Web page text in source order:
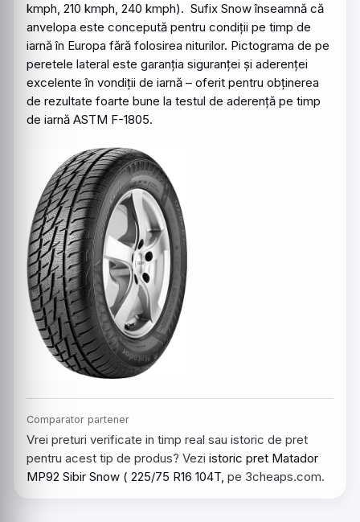
kmph, 210 kmph, 240 kmph). Sufix Snowînseamnă că
anvelopa este concepută pentru condiții pe timp de
iarnă în Europa fără folosirea niturilor. Pictograma de pe
peretele lateral este garanția siguranței și aderenței
excelente în vondiții de iarnă – oferit pentru obținerea
de rezultate foarte bune la testul de aderență pe timp
de iarnă ASTM F-1805.
Comparator partener
Vrei preturi verificate in timp real sau istoric de pret
pentru acest tip de produs? Vezi istoric pret Matador
MP92 Sibir Snow ( 225/75 R16 104T, pe 3cheaps.com.